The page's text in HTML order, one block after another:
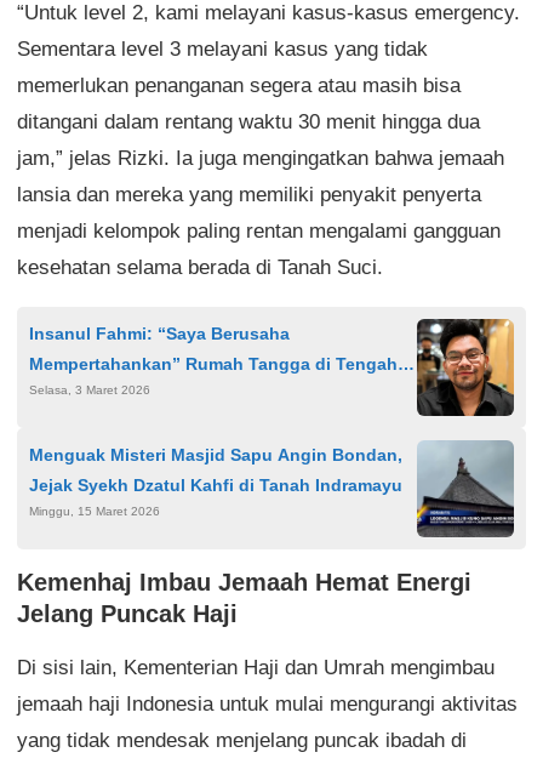
“Untuk level 2, kami melayani kasus-kasus emergency.
Sementara level 3 melayani kasus yang tidak
memerlukan penanganan segera atau masih bisa
ditangani dalam rentang waktu 30 menit hingga dua
jam,” jelas Rizki. Ia juga mengingatkan bahwa jemaah
lansia dan mereka yang memiliki penyakit penyerta
menjadi kelompok paling rentan mengalami gangguan
kesehatan selama berada di Tanah Suci.
Insanul Fahmi: “Saya Berusaha
Mempertahankan” Rumah Tangga di Tengah
Gugatan Cerai Wardatina Mawa, Puji Inara
Selasa, 3 Maret 2026
Menguak Misteri Masjid Sapu Angin Bondan,
Jejak Syekh Dzatul Kahfi di Tanah Indramayu
Minggu, 15 Maret 2026
Kemenhaj Imbau Jemaah Hemat Energi
Jelang Puncak Haji
Di sisi lain, Kementerian Haji dan Umrah mengimbau
jemaah haji Indonesia untuk mulai mengurangi aktivitas
yang tidak mendesak menjelang puncak ibadah di